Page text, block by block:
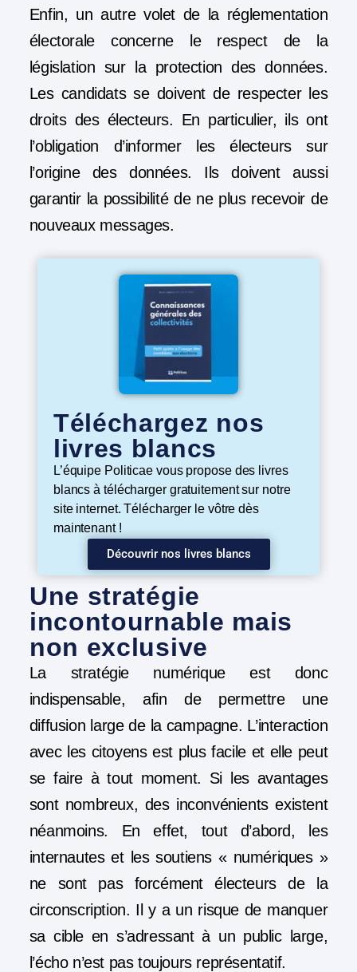
Enfin, un autre volet de la réglementation
électorale concerne le respect de la
législation sur la protection des données.
Les candidats se doivent de respecter les
droits des électeurs. En particulier, ils ont
l’obligation d’informer les électeurs sur
l’origine des données. Ils doivent aussi
garantir la possibilité de ne plus recevoir de
nouveaux messages.
Téléchargez nos
livres blancs
L’équipe Politicae vous propose des livres
blancs à télécharger gratuitement sur notre
site internet. Télécharger le vôtre dès
maintenant !
Découvrir nos livres blancs
Une stratégie
incontournable mais
non exclusive
La stratégie numérique est donc
indispensable, afin de permettre une
diffusion large de la campagne. L’interaction
avec les citoyens est plus facile et elle peut
se faire à tout moment. Si les avantages
sont nombreux, des inconvénients existent
néanmoins. En effet, tout d’abord, les
internautes et les soutiens « numériques »
ne sont pas forcément électeurs de la
circonscription. Il y a un risque de manquer
sa cible en s’adressant à un public large,
l’écho n’est pas toujours représentatif.